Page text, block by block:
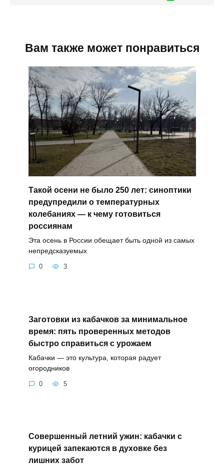
Вам также может понравиться
Такой осени не было 250 лет: синоптики
предупредили о температурных
колебаниях — к чему готовиться
россиянам
Эта осень в России обещает быть одной из самых
непредсказуемых
0 3
Заготовки из кабачков за минимальное
время: пять проверенных методов
быстро справиться с урожаем
Кабачки — это культура, которая радует
огородников
0 5
Совершенный летний ужин: кабачки с
курицей запекаются в духовке без
лишних забот